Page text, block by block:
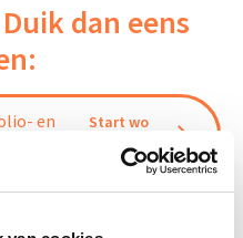
dan eens
en
Start wo
9 dec